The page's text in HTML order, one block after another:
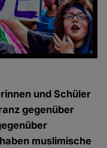
und Schüler
gegenüber
muslimische